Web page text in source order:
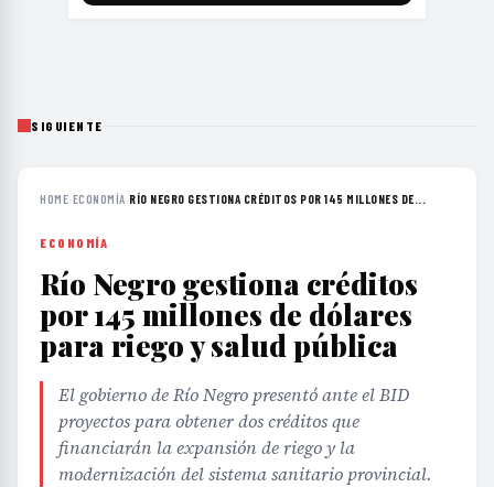
SIGUIENTE
HOME›ECONOMÍA›RÍO NEGRO GESTIONA CRÉDITOS POR 145 MILLONES DE...
ECONOMÍA
Río Negro gestiona créditos
por 145 millones de dólares
para riego y salud pública
El gobierno de Río Negro presentó ante el BID
proyectos para obtener dos créditos que
financiarán la expansión de riego y la
modernización del sistema sanitario provincial.